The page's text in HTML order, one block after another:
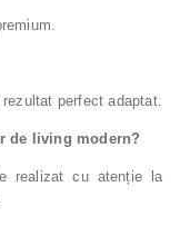
perfect adaptat.
de living modern?
realizat cu atenție la